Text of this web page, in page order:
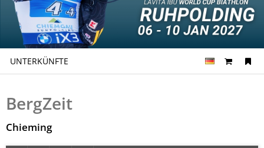
UNTERKÜNFTE
BergZeit
Chieming